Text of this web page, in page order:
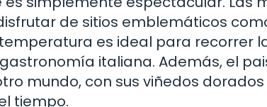
de sitios emblemáticos
es ideal para recorrer
italiana. Además, el
mundo, con sus viñedos
tiempo.